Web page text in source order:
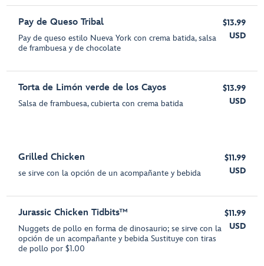
Pay de Queso Tribal
Pay de queso estilo Nueva York con crema batida, salsa
de frambuesa y de chocolate
$13.99
USD
Torta de Limón verde de los Cayos
Salsa de frambuesa, cubierta con crema batida
$13.99
USD
Grilled Chicken
se sirve con la opción de un acompañante y bebida
$11.99
USD
Jurassic Chicken Tidbits™
Nuggets de pollo en forma de dinosaurio; se sirve con la
opción de un acompañante y bebida Sustituye con tiras
de pollo por $1.00
$11.99
USD